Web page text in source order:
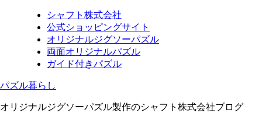
シャフト株式会社
公式ショッピングサイト
オリジナルジグソーパズル
両面オリジナルパズル
ガイド付きパズル
パズル暮らし
オリジナルジグソーパズル製作のシャフト株式会社ブログ